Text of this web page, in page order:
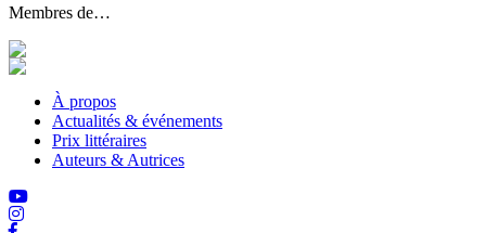
Membres de…
À propos
Actualités & événements
Prix littéraires
Auteurs & Autrices